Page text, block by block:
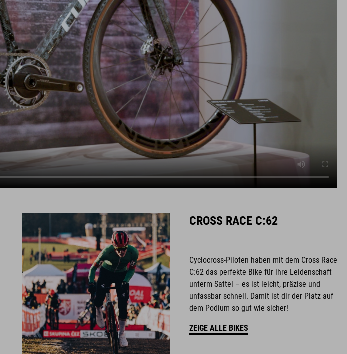
CROSS RACE C:62
Cyclocross-Piloten haben mit dem Cross Race
C:62 das perfekte Bike für ihre Leidenschaft
unterm Sattel – es ist leicht, präzise und
unfassbar schnell. Damit ist dir der Platz auf
dem Podium so gut wie sicher!
ZEIGE ALLE BIKES